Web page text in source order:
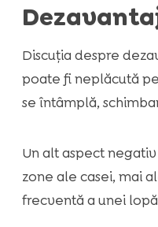
Discuția despre
poate fi neplăcută
se întâmplă,
Un alt aspect
zone ale casei, mai
frecventă a unei